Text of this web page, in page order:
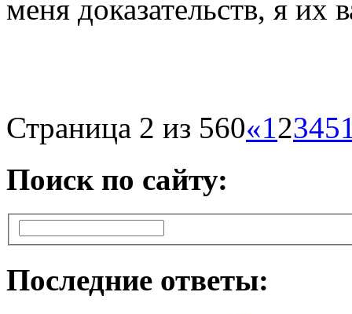
меня доказательств, я их
Страница 2 из 560«1 2345
Поиск по сайту:
Последние ответы: